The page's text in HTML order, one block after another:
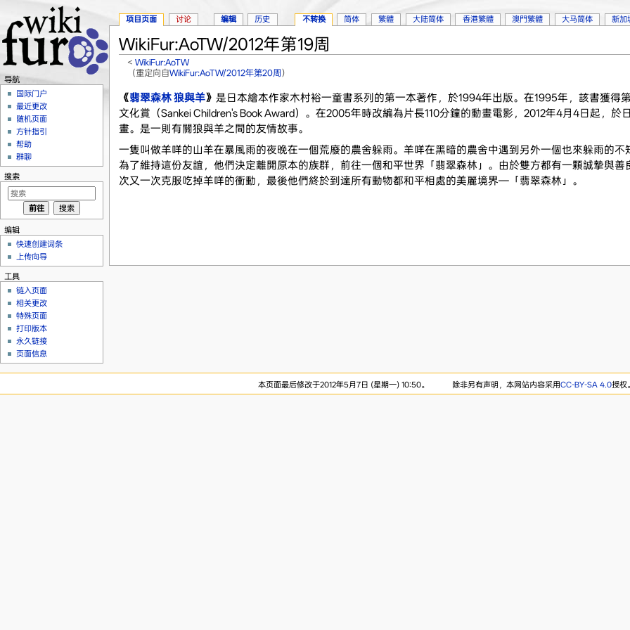
WikiFur:AoTW/2012年第19周
<WikiFur:AoTW
（重定向自WikiFur:AoTW/2012年第20周）
《翡翠森林 狼與羊》 是日本繪本作家木村裕一童書系列的第一本著作，於1994年出版。在1995年，該書獲得
文化賞（Sankei Children's Book Award）。在2005年時改編為片長110分鐘的動畫電影，2012年4月4日起，於
畫。是一則有關狼與羊之間的友情故事。
一隻叫做羊咩的山羊在暴風雨的夜晚在一個荒廢的農舍躲雨。羊咩在黑暗的農舍中遇到另外一個也來躲雨的不
為了維持這份友誼，他們決定離開原本的族群，前往一個和平世界「翡翠森林」。由於雙方都有一顆誠摯與善
次又一次克服吃掉羊咩的衝動，最後他們終於到達所有動物都和平相處的美麗境界—「翡翠森林」。
项目页面 讨论 编辑 历史 不转换 简体 繁體 大陆简体 香港繁體 澳門繁體 大马简体 新加
导航
国际门户
最近更改
随机页面
方针指引
帮助
群聊
搜索
编辑
快速创建词条
上传向导
工具
链入页面
相关更改
特殊页面
打印版本
永久链接
页面信息
本页面最后修改于2012年5月7日 (星期一) 10:50。 除非另有声明，本网站内容采用CC-BY-SA 4.0授权。